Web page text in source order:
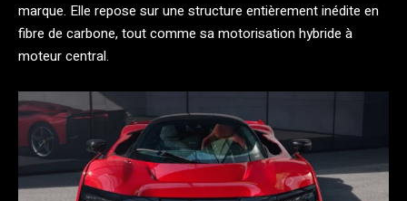
marque. Elle repose sur une structure entièrement inédite en
fibre de carbone, tout comme sa motorisation hybride à
moteur central.